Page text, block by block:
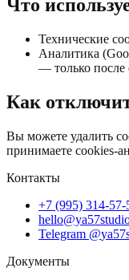
Что
Технические
Аналитика
— только после
Как
Вы можете удалить
принимаете
Контакты
+7 (995) 314-57-
Telegram @
Документы